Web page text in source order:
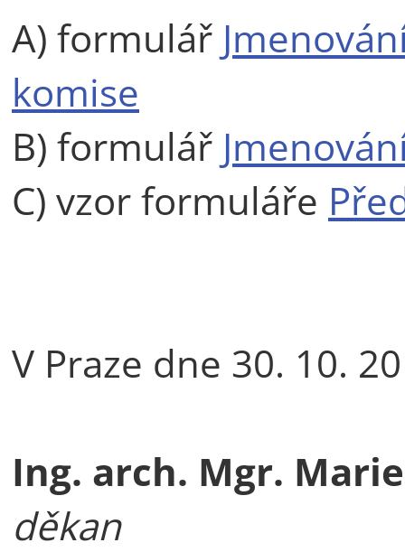
A) formulář
komise
B) formulář
C) vzor formuláře
V Praze dne 30. 10.
Ing. arch. Mgr.
děkan